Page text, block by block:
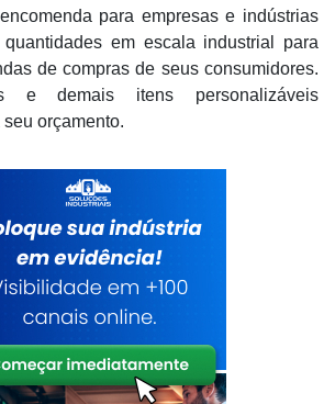
para empresas e indústrias
em escala industrial para
de compras de seus consumidores.
e demais itens personalizáveis
orçamento.